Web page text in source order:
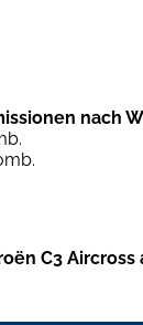
nach
C3 Aircross